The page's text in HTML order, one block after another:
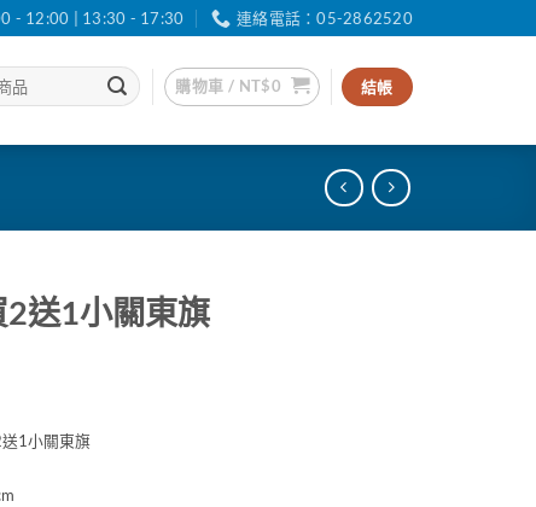
- 12:00 | 13:30 - 17:30 連絡電話：05-2862520
購物車 / NT$0 結帳
送1小關東旗
1小關東旗